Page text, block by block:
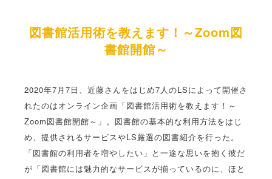
図書館活用術を教えます！～Zoom図
書館開館～
2020年7月7日、近藤さんをはじめ7人のLSによって開催さ
れたのはオンライン企画「図書館活用術を教えます！～
Zoom図書館開館～」。図書館の基本的な利用方法をはじ
め、提供されるサービスやLS厳選の図書紹介を行った。
「図書館の利用者を増やしたい」と一途な思いを抱く彼だ
が「図書館には魅力的なサービスが揃っているのに、ほと